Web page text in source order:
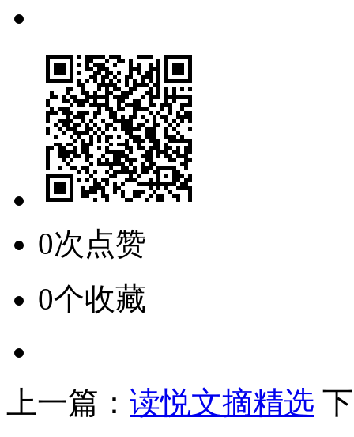
0次点赞
0个收藏
上一篇： 读悦文摘精选